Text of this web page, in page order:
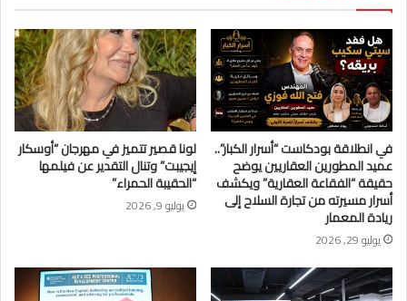
في انطلاقة بودكاست “أسرار الكبار”..
عميد المطورين العقاريين يوضح
حقيقة “الفقاعة العقارية” ويكشف
أسرار مسيرته من تجارة السلاح إلى
ريادة المعمار
يوليو 29, 2026
لونا قصير تتميز في مهرجان “أوسكار
إيجيبت” وتنال التقدير عن فيلمها
“الحقيبة الحمراء”
يوليو 9, 2026